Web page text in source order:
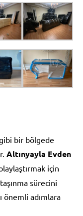
bir bölgede
Altınyayla Evden
için
sürecini
önemli adımlara